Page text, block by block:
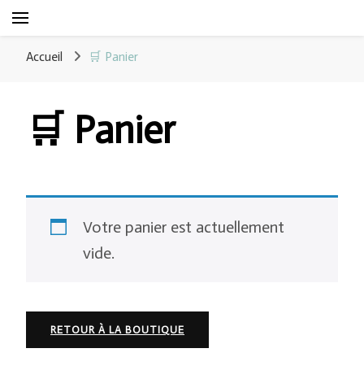
Accueil 🛒 Panier
🛒 Panier
Votre panier est actuellement
vide.
RETOUR À LA BOUTIQUE